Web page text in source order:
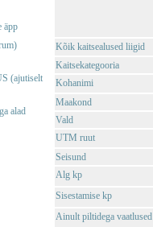
äpp
(ajutiselt
alad
Kõik kaitsealused liigid
Kaitsekategooria
Kohanimi
Maakond
Vald
UTM ruut
Seisund
Alg kp
Sisestamise kp
Ainult piltidega vaatlused